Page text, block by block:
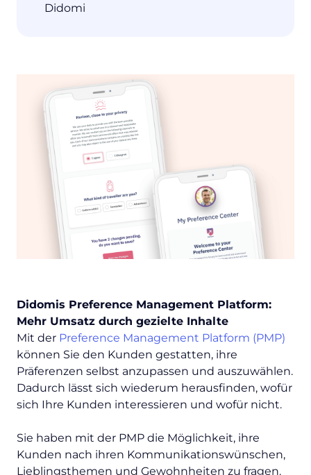
Didomi
Didomis Preference Management Platform:
Mehr Umsatz durch gezielte Inhalte
Mit der Preference Management Platform (PMP)
können Sie den Kunden gestatten, ihre
Präferenzen selbst anzupassen und auszuwählen.
Dadurch lässt sich wiederum herausfinden, wofür
sich Ihre Kunden interessieren und wofür nicht.
Sie haben mit der PMP die Möglichkeit, ihre
Kunden nach ihren Kommunikationswünschen,
Lieblingsthemen und Gewohnheiten zu fragen.